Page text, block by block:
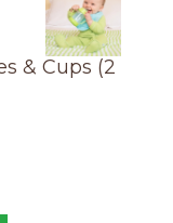
& Cups (2